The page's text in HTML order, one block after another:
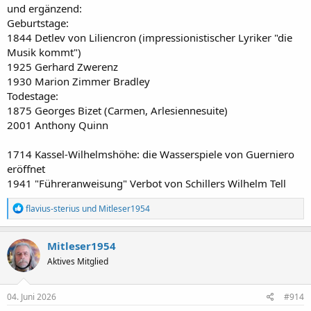
und ergänzend:
Geburtstage:
1844 Detlev von Liliencron (impressionistischer Lyriker "die
Musik kommt")
1925 Gerhard Zwerenz
1930 Marion Zimmer Bradley
Todestage:
1875 Georges Bizet (Carmen, Arlesiennesuite)
2001 Anthony Quinn
1714 Kassel-Wilhelmshöhe: die Wasserspiele von Guerniero
eröffnet
1941 "Führeranweisung" Verbot von Schillers Wilhelm Tell
R
e
a
k
t
i
o
n
e
flavius-sterius und Mitleser1954
Mitleser1954
Aktives Mitglied
04. Juni 2026 #914